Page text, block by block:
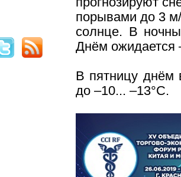
порывами до 3 м/
солнце. В
Днём ожидается
В пятницу днём
до –10... –13°С.